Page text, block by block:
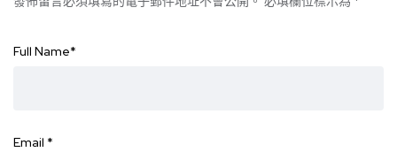
Full Name*
Email *